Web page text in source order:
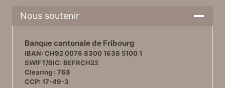
Nous soutenir
Banque cantonale de Fribourg
IBAN: CH92 0076 8300 1638 5100 1
SWIFT/BIC: BEFRCH22
Clearing : 768
CCP: 17-49-3